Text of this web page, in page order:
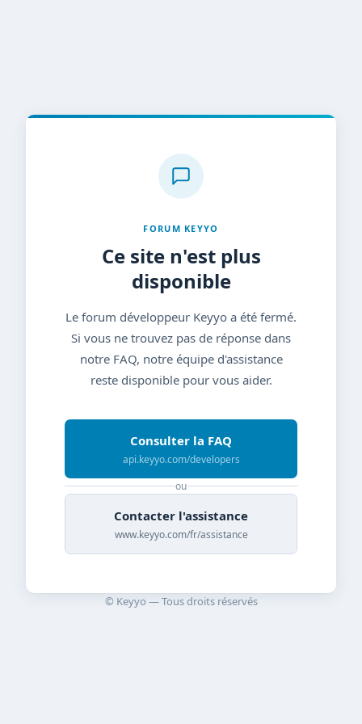
FORUM KEYYO
Ce site n'est plus
disponible
Le forum développeur Keyyo a été fermé.
Si vous ne trouvez pas de réponse dans
notre FAQ, notre équipe d'assistance
reste disponible pour vous aider.
Consulter la FAQ
api.keyyo.com/developers
ou
Contacter l'assistance
www.keyyo.com/fr/assistance
© Keyyo — Tous droits réservés